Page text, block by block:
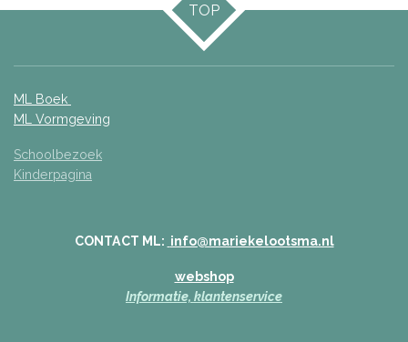
TOP
ML Boek
ML Vormgeving
Schoolbezoek
Kinderpagina
CONTACT ML: info@mariekelootsma.nl
webshop
Informatie, klantenservice